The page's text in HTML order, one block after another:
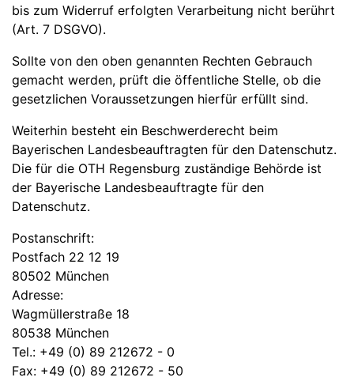
bis zum Widerruf erfolgten Verarbeitung nicht berührt
(Art. 7 DSGVO).
Sollte von den oben genannten Rechten Gebrauch
gemacht werden, prüft die öffentliche Stelle, ob die
gesetzlichen Voraussetzungen hierfür erfüllt sind.
Weiterhin besteht ein Beschwerderecht beim
Bayerischen Landesbeauftragten für den Datenschutz.
Die für die OTH Regensburg zuständige Behörde ist
der Bayerische Landesbeauftragte für den
Datenschutz.
Postanschrift:
Postfach 22 12 19
80502 München
Adresse:
Wagmüllerstraße 18
80538 München
Tel.: +49 (0) 89 212672 - 0
Fax: +49 (0) 89 212672 - 50